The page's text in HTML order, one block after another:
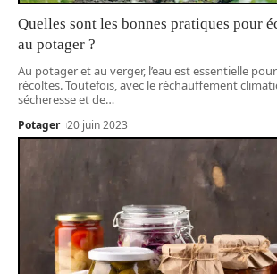
Quelles sont les bonnes pratiques pour
au potager ?
Au potager et au verger, l’eau est essentielle
récoltes. Toutefois, avec le réchauffement
sécheresse et de…
Potager 20 juin 2023